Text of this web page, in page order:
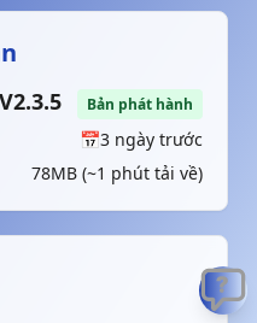
V2.3.5 Bản phát hành
📅3 ngày trước
78MB (~1 phút tải về)